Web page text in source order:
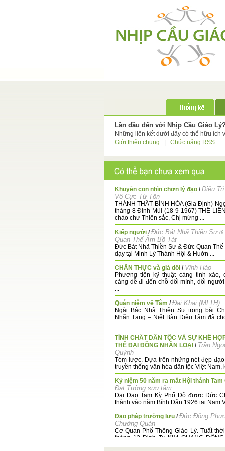
Lần đầu đến với Nhịp Cầu Giáo
Những liên kết dưới đây có thể hữu ích
Giới thiệu chung
Chức năng RSS
Khuyên con nhìn chơn lý đạo /Diêu
Vô Cực Từ Tôn
THÁNH THẤT BÌNH HÒA (Gia Định)
tháng 8 Đinh Mùi (18-9-1967) THỂ-
chào chư Thiên sắc, Chị mừng ...
Kiếp người /Đức Bát Nhã Thiền Sư
Quan Thế Âm Bồ Tát
Đức Bát Nhã Thiền Sư & Đức Quan Thế
dạy tại Minh Lý Thánh Hội & Huờn ...
CHÂN THỰC và giả dối / Vĩnh Hào
Phương tiện kỹ thuật càng tinh xảo,
càng dễ đi đến chỗ dối mình, dối
...
Quán niệm về Tâm /Đại Khai (MLTH)
Ngài Bác Nhã Thiền Sư trong bài
Nhãn Tạng – Niết Bàn Diệu Tâm đã
...
TÍNH CHẤT DÂN TỘC VÀ SỰ KHẾ
THỂ ĐẠI ĐỒNG NHÂN LOẠI / Trần
Quỳnh
Tóm lược. Dựa trên những nét đẹp
truyền thống văn hóa dân tộc Việt Nam,
Kỷ niệm 50 năm ra mắt Hội thánh Tam
Đạt Tường sưu tầm
Đại Đạo Tam Kỳ Phổ Độ được Đức
thành vào năm Bính Dần 1926 tại Nam
Đạo pháp trường lưu /Đức Động
Chưởng Quản
Cơ Quan Phổ Thông Giáo Lý. Tuất
tháng 12 Đinh Tỵ KIM QUANG